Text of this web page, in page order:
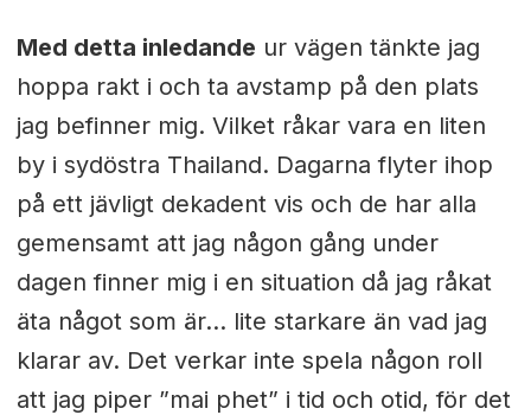
Med detta inledande ur vägen tänkte jag
hoppa rakt i och ta avstamp på den plats
jag befinner mig. Vilket råkar vara en liten
by i sydöstra Thailand. Dagarna flyter ihop
på ett jävligt dekadent vis och de har alla
gemensamt att jag någon gång under
dagen finner mig i en situation då jag råkat
äta något som är… lite starkare än vad jag
klarar av. Det verkar inte spela någon roll
att jag piper ”mai phet” i tid och otid, för det